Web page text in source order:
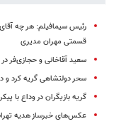
قسمتی مهران مدیری
سعید آقاخانی و حجازی‌فر
سحر دولتشاهی گریه کرد و
گریه بازیگران در وداع با
عکس‌های خبرساز هدیه